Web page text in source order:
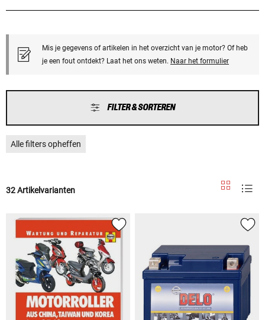
Mis je gegevens of artikelen in het overzicht van je motor? Of heb
je een fout ontdekt? Laat het ons weten. Naar het formulier
FILTER & SORTEREN
Alle filters opheffen
32 Artikelvarianten